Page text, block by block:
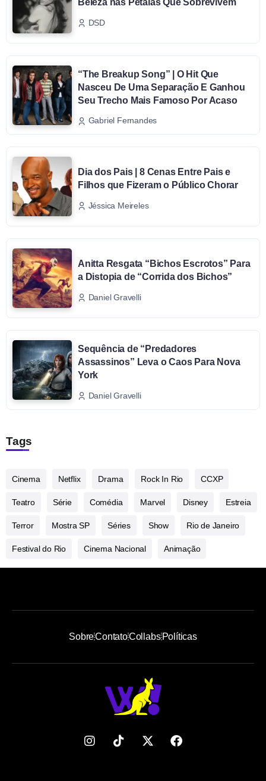
Beleza nas Pétalas Que Sobrevivem
DSD
“The Breakup Song” | O Hit Que
Nasceu De Uma Separação E Ganhou
Seu Trecho Mais Famoso Por Acaso
Gabriel Fernandes
Dia dos Pais | 8 Cenas Entre Pais e
Filhos que Fizeram o Público Chorar
Jéssica Meireles
Anitta Resgata “Bichos Escrotos” Para
a Distopia de “Corrida dos Bichos”
Daniel Gravelli
Sequência de “Predadores
Assassinos” Leva o Caos Para Nova
York
Daniel Gravelli
Tags
Cinema Netflix Drama Rock In Rio CCXP
Teatro Série Comédia Marvel Disney Estreia
Terror Mostra SP Séries Show Rio de Janeiro
Festival do Rio Cinema Nacional Animação
SobreContatoCollabsPolíticas